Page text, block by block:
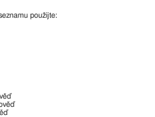
použijte: